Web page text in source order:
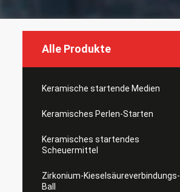
Alle Produkte
Keramische startende Medien
Keramisches Perlen-Starten
Keramisches startendes
Scheuermittel
Zirkonium-Kieselsäureverbindungs-
Ball